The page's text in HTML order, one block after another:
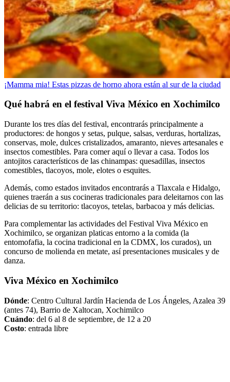
¡Mamma mia! Estas pizzas de horno ahora están al sur de la ciudad
Qué habrá en el festival Viva México en Xochimilco
Durante los tres días del festival, encontrarás principalmente a
productores: de hongos y setas, pulque, salsas, verduras, hortalizas,
conservas, mole, dulces cristalizados, amaranto, nieves artesanales e
insectos comestibles. Para comer aquí o llevar a casa. Todos los
antojitos característicos de las chinampas: quesadillas, insectos
comestibles, tlacoyos, mole, elotes o esquites.
Además, como estados invitados encontrarás a Tlaxcala e Hidalgo,
quienes traerán a sus cocineras tradicionales para deleitarnos con las
delicias de su territorio: tlacoyos, tetelas, barbacoa y más delicias.
Para complementar las actividades del Festival Viva México en
Xochimilco, se organizan platicas entorno a la comida (la
entomofafia, la cocina tradicional en la CDMX, los curados), un
concurso de molienda en metate, así presentaciones musicales y de
danza.
Viva México en Xochimilco
Dónde: Centro Cultural Jardín Hacienda de Los Ángeles, Azalea 39
(antes 74), Barrio de Xaltocan, Xochimilco
Cuándo: del 6 al 8 de septiembre, de 12 a 20
Costo: entrada libre